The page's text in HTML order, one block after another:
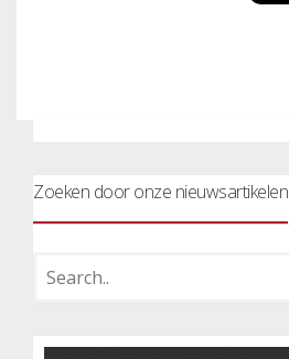
Zoeken door onze nieuwsartikelen